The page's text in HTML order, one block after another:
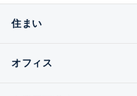
住まい
オフィス